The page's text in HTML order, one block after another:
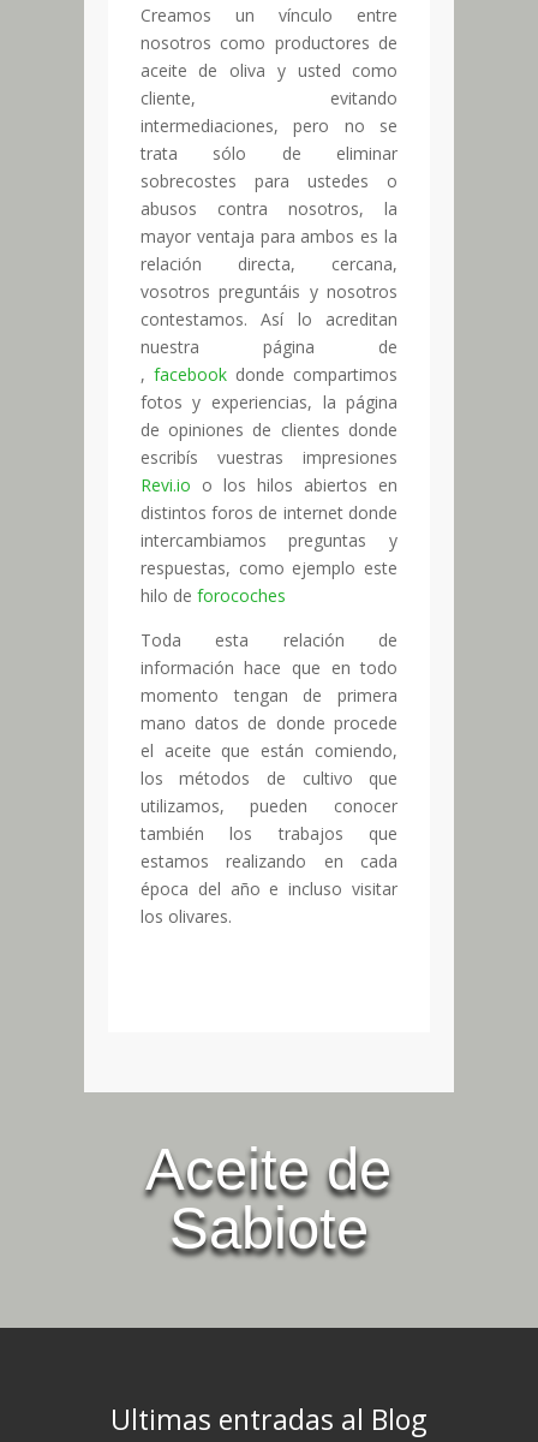
Creamos un vínculo entre
nosotros como productores de
aceite de oliva y usted como
cliente, evitando
intermediaciones, pero no se
trata sólo de eliminar
sobrecostes para ustedes o
abusos contra nosotros, la
mayor ventaja para ambos es la
relación directa, cercana,
vosotros preguntáis y nosotros
contestamos. Así lo acreditan
nuestra página de
, facebookdonde compartimos
fotos y experiencias, la página
de opiniones de clientes donde
escribís vuestras impresiones
Revi.io o los hilos abiertos en
distintos foros de internet donde
intercambiamos preguntas y
respuestas, como ejemplo este
hilo de forocoches
Toda esta relación de
información hace que en todo
momento tengan de primera
mano datos de donde procede
el aceite que están comiendo,
los métodos de cultivo que
utilizamos, pueden conocer
también los trabajos que
estamos realizando en cada
época del año e incluso visitar
los olivares.
Aceite de
Sabiote
Ultimas entradas al Blog